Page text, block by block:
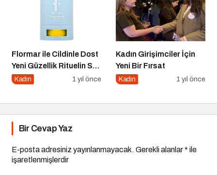
Flormar ile Cildinle Dost
Yeni Güzellik Rituelin Sun
Lovers
Kadın 1 yıl önce
Kadın Girişimciler İçin
Yeni Bir Fırsat
Kadın 1 yıl önce
Bir Cevap Yaz
E-posta adresiniz yayınlanmayacak. Gerekli alanlar* ile
işaretlenmişlerdir